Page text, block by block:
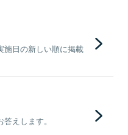
施日の新しい順に掲載
えします。